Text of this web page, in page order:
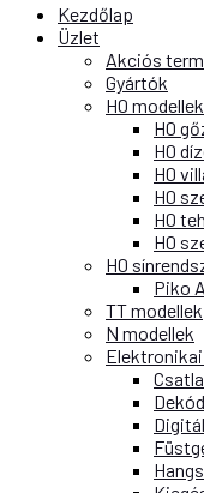
Kezdőlap
Üzlet
Akciós
Gyártók
H0 modellek
H0
H0
H0
H0
H0
H0
H0
Piko
TT modellek
N modellek